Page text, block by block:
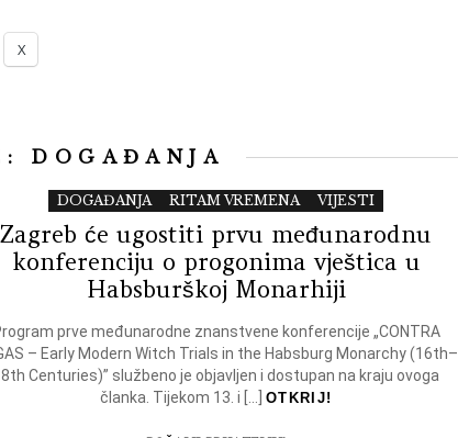
X
DOGAĐANJA
DOGAĐANJA RITAM VREMENA VIJESTI
Zagreb će ugostiti prvu međunarodnu
konferenciju o progonima vještica u
Habsburškoj Monarhiji
prve međunarodne znanstvene konferencije „CONTRA
– Early Modern Witch Trials in the Habsburg Monarchy (16th–
Centuries)” službeno je objavljen i dostupan na kraju ovoga
članka. Tijekom 13. i […]OTKRIJ!